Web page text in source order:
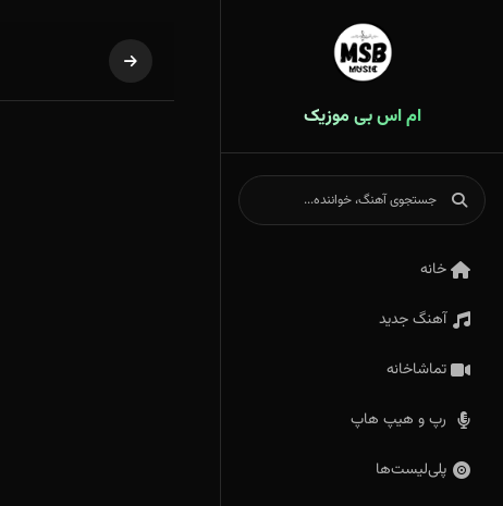
ام اس بی موزیک
خانه
آهنگ جدید
تماشاخانه
رپ و هیپ هاپ
پلی‌لیست‌ها